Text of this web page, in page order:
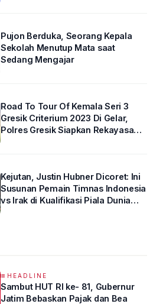
Pujon Berduka, Seorang Kepala
Sekolah Menutup Mata saat
Sedang Mengajar
Road To Tour Of Kemala Seri 3
Gresik Criterium 2023 Di Gelar,
Polres Gresik Siapkan Rekayasa
Kejutan, Justin Hubner Dicoret: Ini
Susunan Pemain Timnas Indonesia
vs Irak di Kualifikasi Piala Dunia
HEADLINE
Sambut HUT RI ke- 81, Gubernur
Jatim Bebaskan Pajak dan Bea